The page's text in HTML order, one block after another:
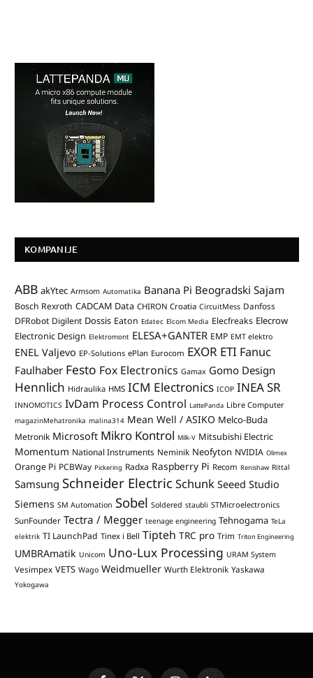
KOMPANIJE
ABB akYtec Armsom Automatika Banana Pi Beogradski Sajam
Bosch Rexroth CADCAM Data CHIRON Croatia CircuitMess Danfoss
DFRobot Digilent Dossis Eaton Edatec Elcom Media Elecfreaks Elecrow
Electronic Design Elektromont ELESA+GANTER EMP EMT elektro
ENEL Valjevo EP-Solutions ePlan Eurocom EXOR ETI Fanuc
Faulhaber Festo Fox Electronics Gamax Gomo Design
Hennlich Hidraulika HMS ICM Electronics ICOP INEA SR
INNOMOTICS IvDam Process Control LattePanda Libre Computer
magazinMehatronika malina314 Mean Well / ASIKO Melco-Buda
Metronik Microsoft Mikro Kontrol Milk-V Mitsubishi Electric
Momentum National Instruments Neminik Neofyton NVIDIA Olimex
Orange Pi PCBWay Pickering Radxa Raspberry Pi Recom Renishaw Rittal
Samsung Schneider ElectricSchunk Seeed Studio
Siemens SM Automation Sobel Soldered staubli STMicroelectronics
SunFounder Tectra / Megger teenage engineering Tehnogama TeLa
elektrik TI LaunchPad Tinex i Bell Tipteh TRC pro Trim Triton Engineering
UMBRAmatik Unicom Uno-Lux Processing URAM System
Vesimpex VETS Wago Weidmueller Wurth Elektronik Yaskawa
Yokogawa